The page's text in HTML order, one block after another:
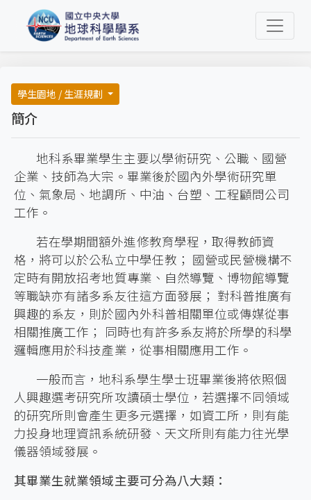
學生園地 / 生涯規劃
簡介
地科系畢業學生主要以學術研究、公職、國營
企業、技師為大宗。畢業後於國內外學術研究單
位、氣象局、地調所、中油、台塑、工程顧問公司
工作。
若在學期間額外進修教育學程，取得教師資
格，將可以於公私立中學任教； 國營或民營機構不
定時有開放招考地質專業、自然導覽、博物館導覽
等職缺亦有諸多系友往這方面發展； 對科普推廣有
興趣的系友，則於國內外科普相關單位或傳媒從事
相關推廣工作； 同時也有許多系友將於所學的科學
邏輯應用於科技產業，從事相關應用工作。
一般而言，地科系學生學士班畢業後將依照個
人興趣選考研究所攻讀碩士學位，若選擇不同領域
的研究所則會產生更多元選擇，如資工所，則有能
力投身地理資訊系統研發、天文所則有能力往光學
儀器領域發展。
其畢業生就業領域主要可分為八大類：